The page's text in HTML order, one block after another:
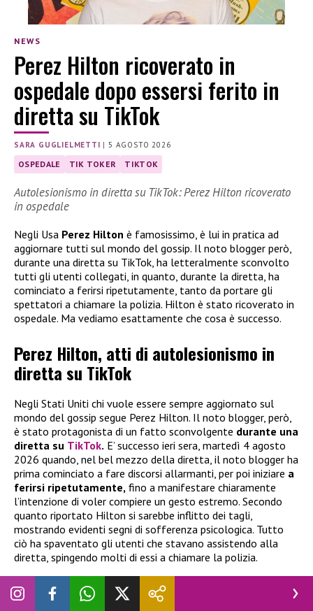
NEWS
Perez Hilton ricoverato in
ospedale dopo essersi ferito in
diretta su TikTok
SARA GUGLIELMETTI |5 AGOSTO 2026
OSPEDALE TIK TOKER TIKTOK
Autolesionismo in diretta su TikTok: Perez Hilton ricoverato
in ospedale
Negli Usa Perez Hilton è famosissimo, è lui in pratica ad
aggiornare tutti sul mondo del gossip. Il noto blogger però,
durante una diretta su TikTok, ha letteralmente sconvolto
tutti gli utenti collegati, in quanto, durante la diretta, ha
cominciato a ferirsi ripetutamente, tanto da portare gli
spettatori a chiamare la polizia. Hilton è stato ricoverato in
ospedale. Ma vediamo esattamente che cosa è successo.
Perez Hilton, atti di autolesionismo in
diretta su TikTok
Negli Stati Uniti chi vuole essere sempre aggiornato sul
mondo del gossip segue Perez Hilton. Il noto blogger, però,
è stato protagonista di un fatto sconvolgente durante una
diretta su TikTok. E’ successo ieri sera, martedì 4 agosto
2026 quando, nel bel mezzo della diretta, il noto blogger ha
prima cominciato a fare discorsi allarmanti, per poi iniziare a
ferirsi ripetutamente, fino a manifestare chiaramente
l’intenzione di voler compiere un gesto estremo. Secondo
quanto riportato Hilton si sarebbe inflitto dei tagli,
mostrando evidenti segni di sofferenza psicologica. Tutto
ciò ha spaventato gli utenti che stavano assistendo alla
diretta, spingendo molti di essi a chiamare la polizia.